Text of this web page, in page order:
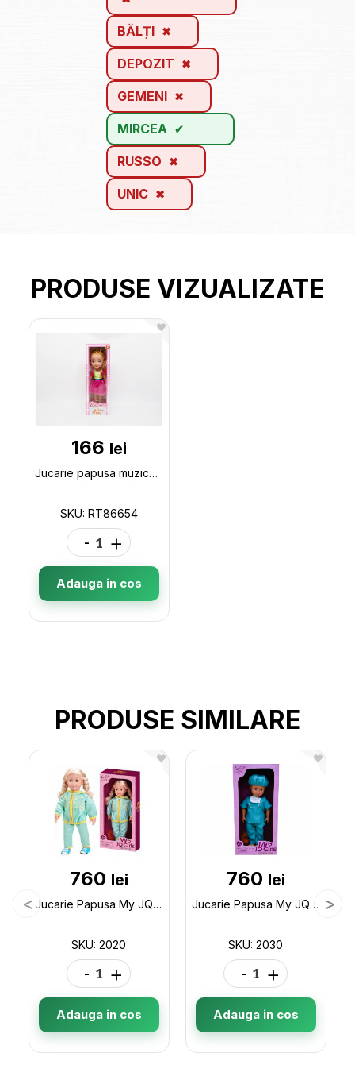
BĂLȚI
DEPOZIT
GEMENI
MIRCEA
RUSSO
UNIC
PRODUSE VIZUALIZATE
166 lei
Jucarie papusa muzicala (RO) RT86654
SKU: RT86654
- +
Adauga in cos
PRODUSE SIMILARE
760 lei
Jucarie Papusa My JQ Girls Sport (46cm) 2020
SKU: 2020
- +
Adauga in cos
760 lei
Jucarie Papusa My JQ Girls Medic (46cm) 2030
SKU: 2030
- +
Adauga in cos